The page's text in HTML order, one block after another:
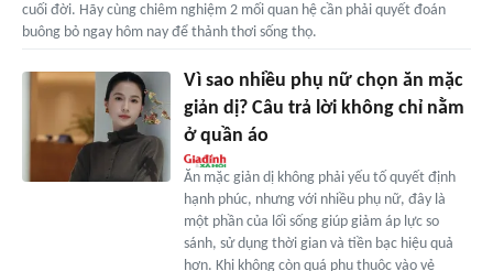
cuối đời. Hãy cùng chiêm nghiệm 2 mối quan hệ cần phải quyết đoán
buông bỏ ngay hôm nay để thảnh thơi sống thọ.
Vì sao nhiều phụ nữ chọn ăn mặc
giản dị? Câu trả lời không chỉ nằm
ở quần áo
Ăn mặc giản dị không phải yếu tố quyết định
hạnh phúc, nhưng với nhiều phụ nữ, đây là
một phần của lối sống giúp giảm áp lực so
sánh, sử dụng thời gian và tiền bạc hiệu quả
hơn. Khi không còn quá phụ thuộc vào vẻ